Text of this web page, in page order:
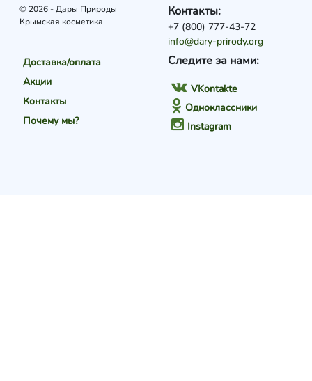
© 2026 - Дары Природы
Крымская косметика
Доставка/оплата
Акции
Контакты
Почему мы?
Следите за нами:
VKontakte
Одноклассники
Instagram
Контакты:
+7 (800) 777-43-72
info@dary-prirody.org